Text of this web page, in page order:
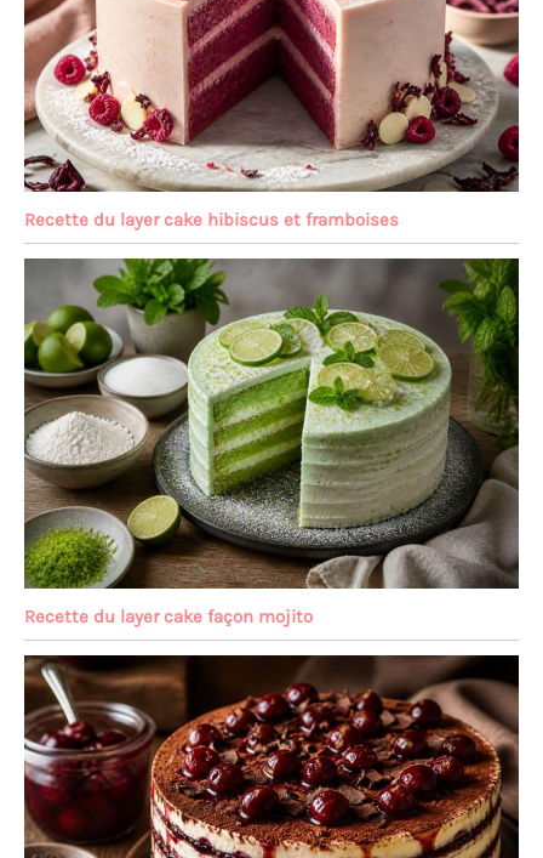
Recette du layer cake hibiscus et framboises
Recette du layer cake façon mojito